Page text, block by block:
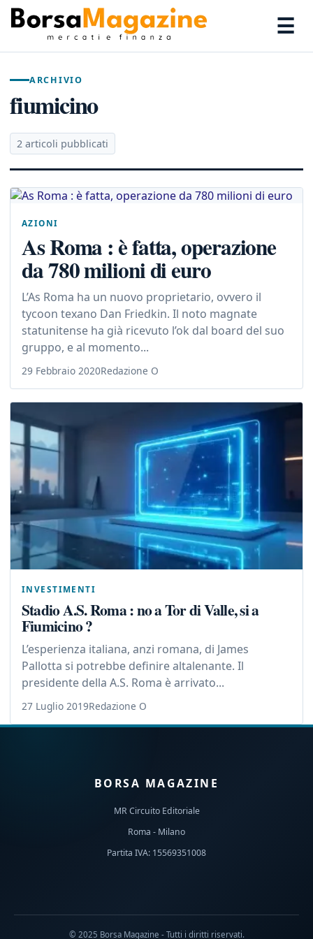
☰
ARCHIVIO
fiumicino
2 articoli pubblicati
AZIONI
As Roma : è fatta, operazione
da 780 milioni di euro
L’As Roma ha un nuovo proprietario, ovvero il
tycoon texano Dan Friedkin. Il noto magnate
statunitense ha già ricevuto l’ok dal board del suo
gruppo, e al momento...
29 Febbraio 2020Redazione O
INVESTIMENTI
Stadio A.S. Roma : no a Tor di Valle, si a
Fiumicino ?
L’esperienza italiana, anzi romana, di James
Pallotta si potrebbe definire altalenante. Il
presidente della A.S. Roma è arrivato...
27 Luglio 2019Redazione O
BORSA MAGAZINE
MR Circuito Editoriale
Roma - Milano
Partita IVA: 15569351008
© 2025 Borsa Magazine - Tutti i diritti riservati.